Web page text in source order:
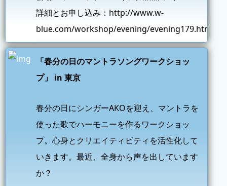
詳細とお申し込み： http://www.w-
blue.com/workshop/evening/evening179.html
「春分の日のマントラソングワークショッ
プ」 in 東京
春分の日にシンガーAKOを迎え、マントラを
使った歌でハーモニーを作るワークショッ
プ。心身とクリエイティビティを活性化して
いきます。最近、全身から声を出しています
か？